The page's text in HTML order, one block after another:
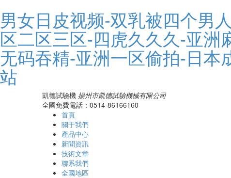
男女日皮视频-双乳被四个男
区二区三区-四虎久久久-亚
无码吞精-亚洲一区偷拍-日本
站
凱德試驗機 揚州市凱德試驗機械有限公司
全國免費電話：0514-86166160
首頁
關于我們
產品中心
新聞資訊
技術文章
聯系我們
全國地區